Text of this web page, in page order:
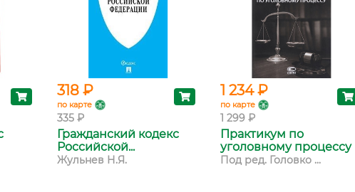
318 ₽
по карте
335 ₽
Гражданский кодекс
Российской...
Жульнев Н.Я.
1 234 ₽
по карте
1 299 ₽
Практикум по
уголовному процессу
Под ред. Головко ...